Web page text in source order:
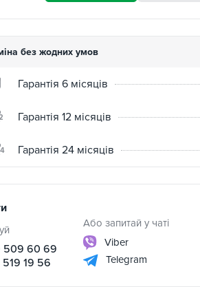
без жодних умов
Гарантія 6 місяців
Гарантія 12 місяців
Гарантія 24 місяців
509 60 69
19 56
Або запитай у чаті
Viber
Telegram